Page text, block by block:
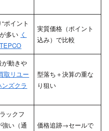
ポイント
多い く
実質価格（ポイント
込み）で比較
が動きや
取リユー
ズクラ
型落ち＋決算の重な
り狙い
ックフ
い（通
価格追跡→セールで